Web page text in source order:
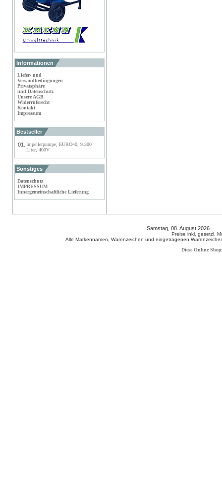
Informationen
Liefer- und
Versandbedingungen
Privatsphäre
und Datenschutz
Unsere AGB
Widerrufsrecht
Kontakt
Impressum
Bestseller
01.
Impellerpumpe, EURO40, 9.300
Liter, 400V
Sonstiges
Datenschutz
IMPRESSUM
Innergemeinschaftliche Lieferung
Samstag, 08. August 2026
Preise inkl. gesetzl.
Alle Markennamen, Warenzeichen und eingetragenen
Diese Online